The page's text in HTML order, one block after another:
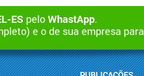
ES peloWhastApp.
e o de sua empresa para